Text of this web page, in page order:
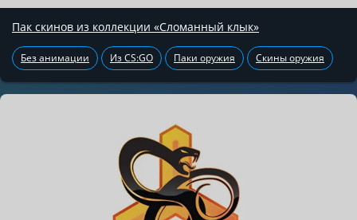
Пак скинов из коллекции «Сломанный клык»
Без анимации Из CS:GO Паки оружия Скины оружия